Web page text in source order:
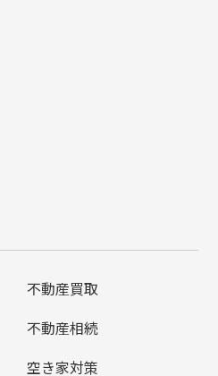
不動産買取
不動産相続
空き家対策